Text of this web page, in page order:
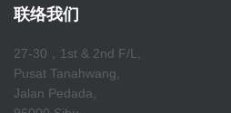
联络我们
27-30，1st & 2nd F/L,
Pusat Tanahwang,
Jalan Pedada,